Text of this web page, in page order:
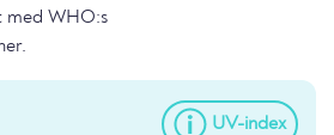
med WHO:s
UV-index